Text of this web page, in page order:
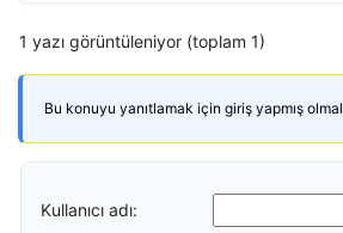
1 yazı görüntüleniyor (toplam 1)
Bu konuyu yanıtlamak için giriş yapmış
Kullanıcı adı: